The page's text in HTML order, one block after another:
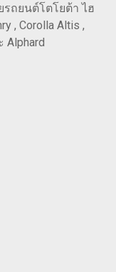
ถยนต์โตโยต้า ไฮ
, Corolla Altis ,
Alphard